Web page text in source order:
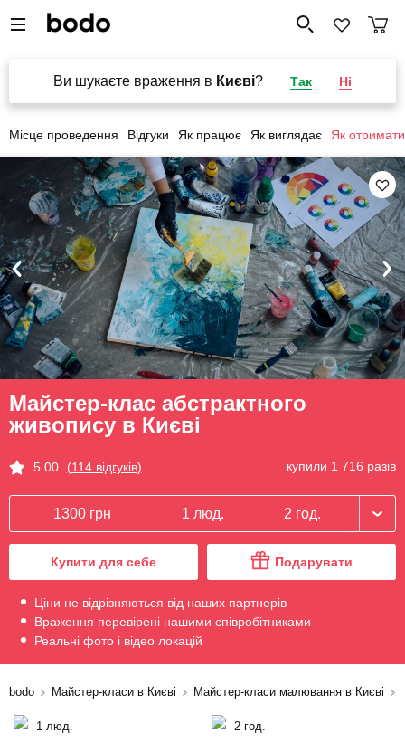
Ви шукаєте враження в Києві? Так Ні
Місце проведення Відгуки Як працює Як виглядає Як отримати
Майстер-клас абстрактного
живопису в Києві
5.00 (114 відгуків) купили 1 716 разів
1300 грн 1 люд. 2 год.
Купити для себе Подарувати
Ціни не відрізняються від наших партнерів
Враження перевірені нашими співробітниками
Реальні фото і відео локацій
bodo Майстер-класи в Києві Майстер-класи малювання в Києві
1 люд. 2 год.